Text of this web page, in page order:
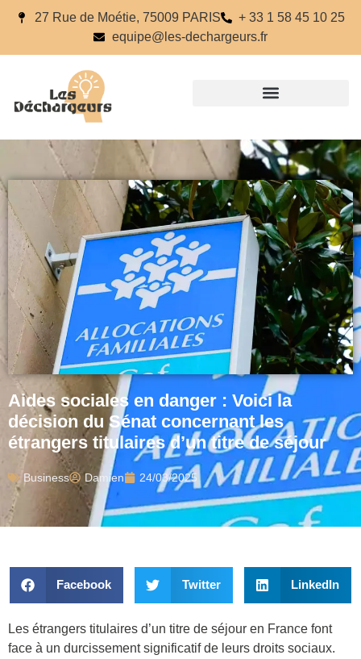
27 Rue de Moétie, 75009 PARIS
+ 33 1 58 45 10 25
equipe@les-dechargeurs.fr
Aides sociales en danger : Voici la
décision du Sénat concernant les
étrangers titulaires d’un titre de séjour
Business Damien 24/03/2025
Facebook Twitter LinkedIn
Les étrangers titulaires d’un titre de séjour en France font
face à un durcissement significatif de leurs droits sociaux.